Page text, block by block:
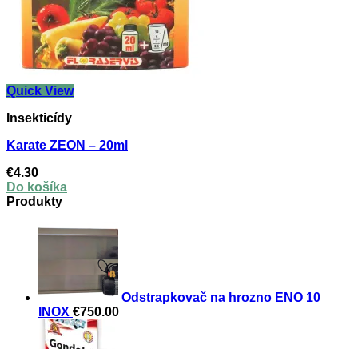
Quick View
Insekticídy
Karate ZEON – 20ml
€4.30
Do košíka
Produkty
Odstrapkovač na hrozno ENO 10
INOX €750.00